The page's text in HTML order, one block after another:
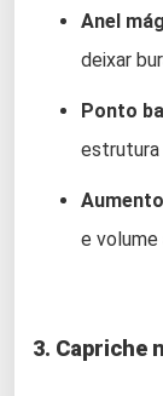
Anel
deixar
Ponto
estrutura
e volume
3. Capriche